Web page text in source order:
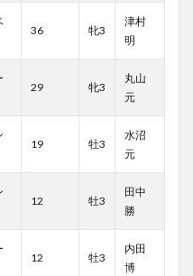
36 牝3
津村
明
29 牝3
丸山
元
19 牡3
水沼
元
12 牡3
田中
勝
12 牡3
内田
博